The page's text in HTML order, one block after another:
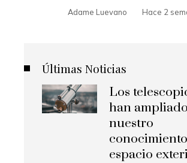
Adame Luevano Hace 2
Últimas Noticias
Los
han ampliado
nuestro
espacio